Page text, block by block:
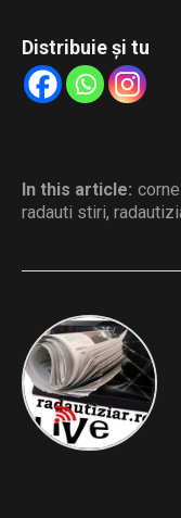
Distribuie și tu
In this article:
radauti stiri,